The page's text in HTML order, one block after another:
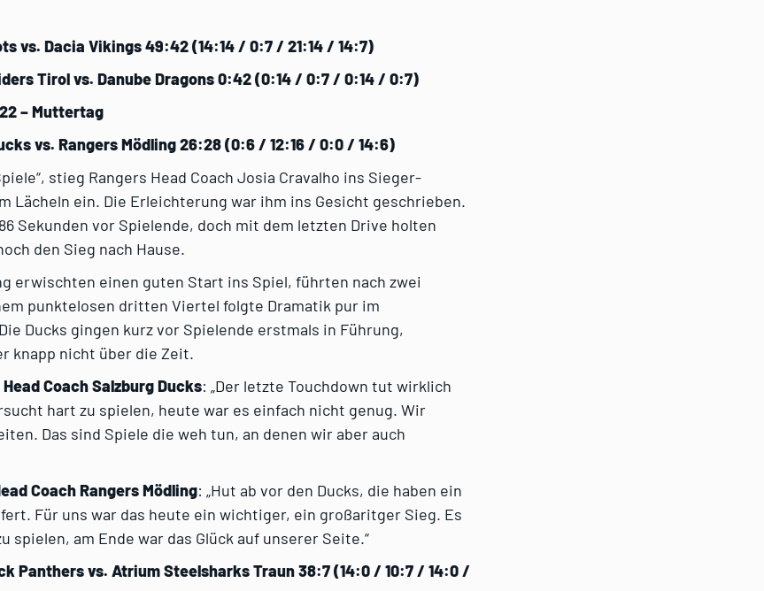
vs. Dacia Vikings 49:42 (14:14 / 0:7 / 21:14 / 14:7)
Tirol vs. Danube Dragons 0:42 (0:14 / 0:7 / 0:14 / 0:7)
– Muttertag
vs. Rangers Mödling 26:28 (0:6 / 12:16 / 0:0 / 14:6)
stieg Rangers Head Coach Josia Cravalho ins Sieger-
Lächeln ein. Die Erleichterung war ihm ins Gesicht geschrieben.
Sekunden vor Spielende, doch mit dem letzten Drive holten
den Sieg nach Hause.
erwischten einen guten Start ins Spiel, führten nach zwei
punktelosen dritten Viertel folgte Dramatik pur im
Ducks gingen kurz vor Spielende erstmals in Führung,
knapp nicht über die Zeit.
Coach Salzburg Ducks: „Der letzte Touchdown tut wirklich
hart zu spielen, heute war es einfach nicht genug. Wir
Das sind Spiele die weh tun, an denen wir aber auch
Coach Rangers Mödling: „Hut ab vor den Ducks, die haben ein
Für uns war das heute ein wichtiger, ein großaritger Sieg. Es
spielen, am Ende war das Glück auf unserer Seite.“
Panthers vs. Atrium Steelsharks Traun 38:7 (14:0 / 10:7 / 14:0 /